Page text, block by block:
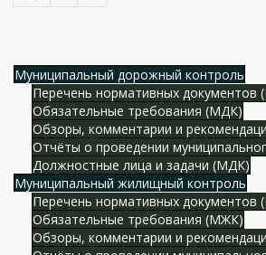
Муниципальный дорожный контроль
Перечень нормативных документов
Обязательные требования (МДК)
Обзоры, комментарии и
Отчёты о проведении
Должностные лица и задачи (МДК)
Муниципальный жилищный контроль
Перечень нормативных документов
Обязательные требования (МЖК)
Обзоры, комментарии и